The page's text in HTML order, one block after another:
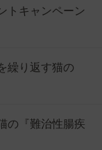
トキャンペーン
繰り返す猫の
の『難治性腸疾